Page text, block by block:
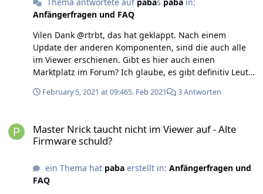
Anfängerfragen und FAQ
Vilen Dank @rtrbt, das hat geklappt. Nach einem
Update der anderen Komponenten, sind die auch alle
im Viewer erschienen. Gibt es hier auch einen
Marktplatz im Forum? Ich glaube, es gibt definitiv Leute,
ich, aber ich will jetzt nicht einfach so einen Verkaufe
February 5, 2021 at 09:465. Feb 2021 3 Antworten
Master Nrick taucht nicht im Viewer auf - Alte
Firmware schuld?
ein Thema hat pabaerstellt in: Anfängerfragen und
FAQ